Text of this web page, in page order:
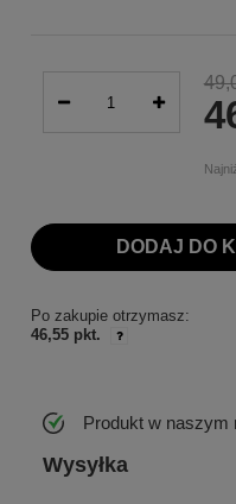
DODAJ DO
Po zakupie otrzymasz:
46,55 pkt.
Produkt w naszym
Wysyłka